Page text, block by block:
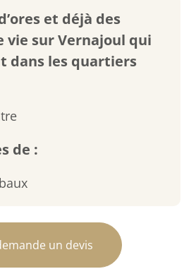
et déjà des
vie sur Vernajoul qui
dans les quartiers
de :
un devis